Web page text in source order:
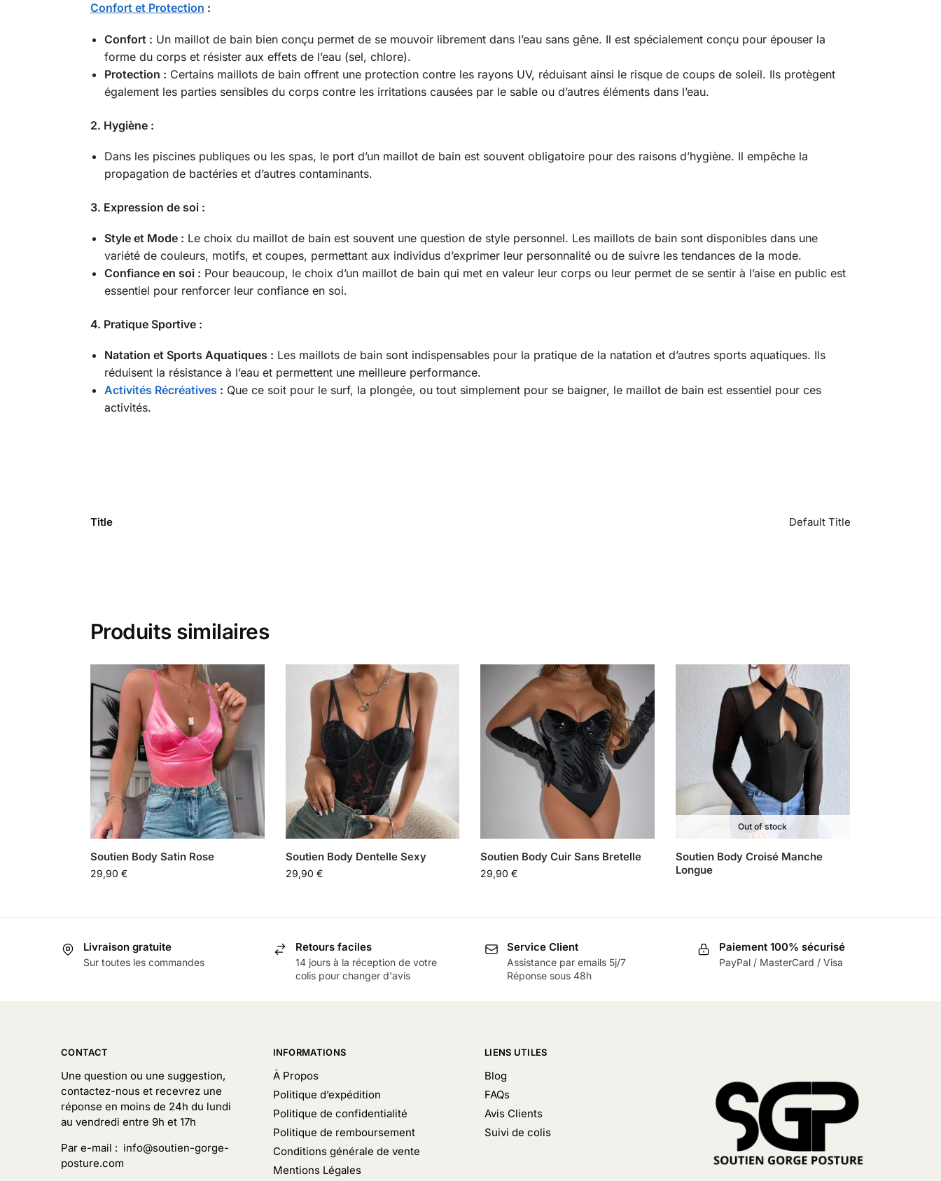
Confort et Protection :
Confort : Un maillot de bain bien conçu permet de se mouvoir librement dans l’eau sans gêne. Il est spécialement conçu pour épouser la
forme du corps et résister aux effets de l’eau (sel, chlore).
Protection : Certains maillots de bain offrent une protection contre les rayons UV, réduisant ainsi le risque de coups de soleil. Ils protègent
également les parties sensibles du corps contre les irritations causées par le sable ou d’autres éléments dans l’eau.
2. Hygiène :
Dans les piscines publiques ou les spas, le port d’un maillot de bain est souvent obligatoire pour des raisons d’hygiène. Il empêche la
propagation de bactéries et d’autres contaminants.
3. Expression de soi :
Style et Mode : Le choix du maillot de bain est souvent une question de style personnel. Les maillots de bain sont disponibles dans une
variété de couleurs, motifs, et coupes, permettant aux individus d’exprimer leur personnalité ou de suivre les tendances de la mode.
Confiance en soi : Pour beaucoup, le choix d’un maillot de bain qui met en valeur leur corps ou leur permet de se sentir à l’aise en public est
essentiel pour renforcer leur confiance en soi.
4. Pratique Sportive :
Natation et Sports Aquatiques : Les maillots de bain sont indispensables pour la pratique de la natation et d’autres sports aquatiques. Ils
réduisent la résistance à l’eau et permettent une meilleure performance.
Activités Récréatives : Que ce soit pour le surf, la plongée, ou tout simplement pour se baigner, le maillot de bain est essentiel pour ces
activités.
Title Default Title
Produits similaires
Soutien Body Satin Rose
29,90 €
Soutien Body Dentelle Sexy
29,90 €
Soutien Body Cuir Sans Bretelle
29,90€
Out of stock
Soutien Body Croisé Manche
Longue
Livraison gratuite
Sur toutes les commandes
Retours faciles
14 jours à la réception de votre
colis pour changer d'avis
Service Client
Assistance par emails 5j/7
Réponse sous 48h
Paiement 100% sécurisé
PayPal / MasterCard / Visa
CONTACT
Une question ou une suggestion,
contactez-nous et recevrez une
réponse en moins de 24h du lundi
au vendredi entre 9h et 17h
Par e-mail : info@soutien-gorge-
posture.com
INFORMATIONS
À Propos
Politique d’expédition
Politique de confidentialité
Politique de remboursement
Conditions générale de vente
Mentions Légales
LIENS UTILES
Blog
FAQs
Avis Clients
Suivi de colis